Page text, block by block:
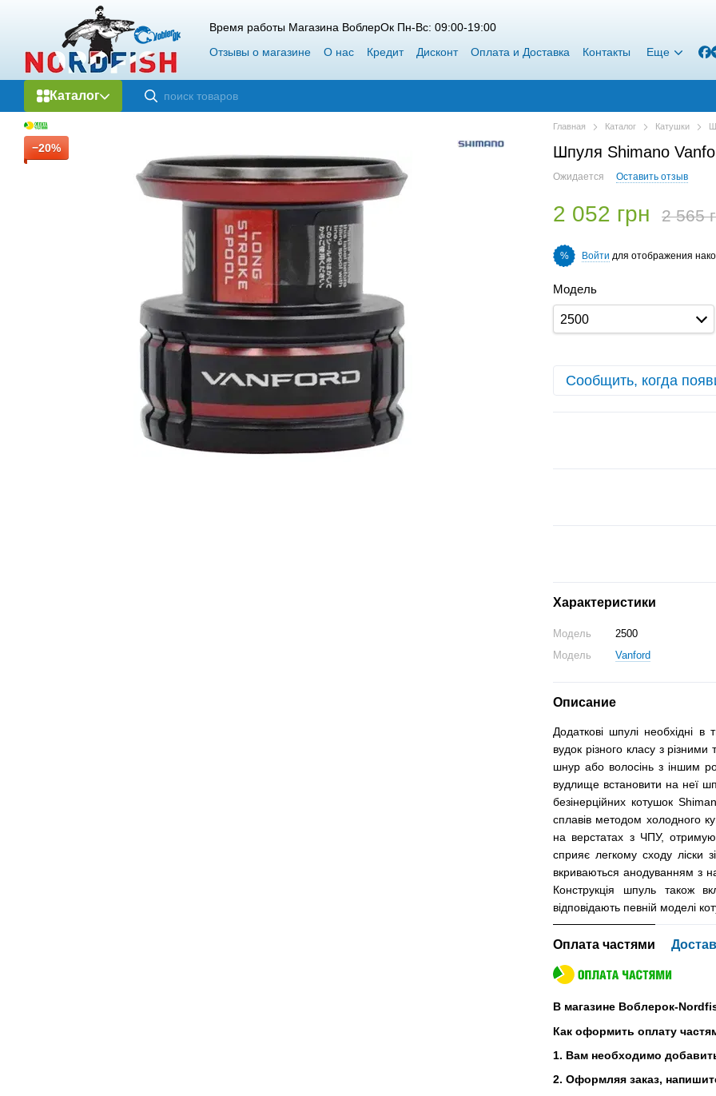
Перейти к основному контенту
Время работы Магазина ВоблерОк Пн-Вс: 09:00-19:00
Отзывы о магазине
О нас Кредит Дисконт Оплата и Доставка Контакты Еще
Каталог
−20%
Главная Каталог Катушки
Шпуля Shimano
Ожидается Оставить отзыв
2 052 грн 2 565
% Войти для отображения
Модель
2500
Сообщить, когда
Характеристики
Модель
2500
Модель
Vanford
Описание
Додаткові шпулі необхідні в
вудок різного класу з
шнур або волосінь з іншим
вудлище встановити на неї
безінерційних котушок
сплавів методом холодного
на верстатах з ЧПУ,
сприяє легкому сходу ліски
вкриваються анодуванням з
Конструкція шпуль також
відповідають певній моделі
Оплата частями
В магазине Воблерок-
Как оформить оплату
1. Вам необходимо
2. Оформляя заказ,